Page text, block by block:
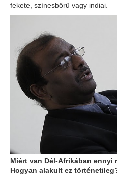
fekete, színesbőrű vagy indiai.
Miért van Dél-Afrikában ennyi
Hogyan alakult ez